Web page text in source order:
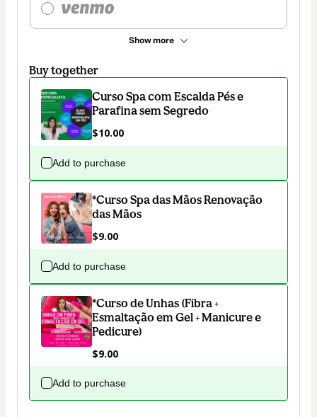
Show more
Buy together
Curso Spa com Escalda Pés e
Parafina sem Segredo
$10.00
Add to purchase
*Curso Spa das Mãos Renovação
das Mãos
$9.00
Add to purchase
*Curso de Unhas (Fibra +
Esmaltação em Gel + Manicure e
Pedicure)
$9.00
Add to purchase